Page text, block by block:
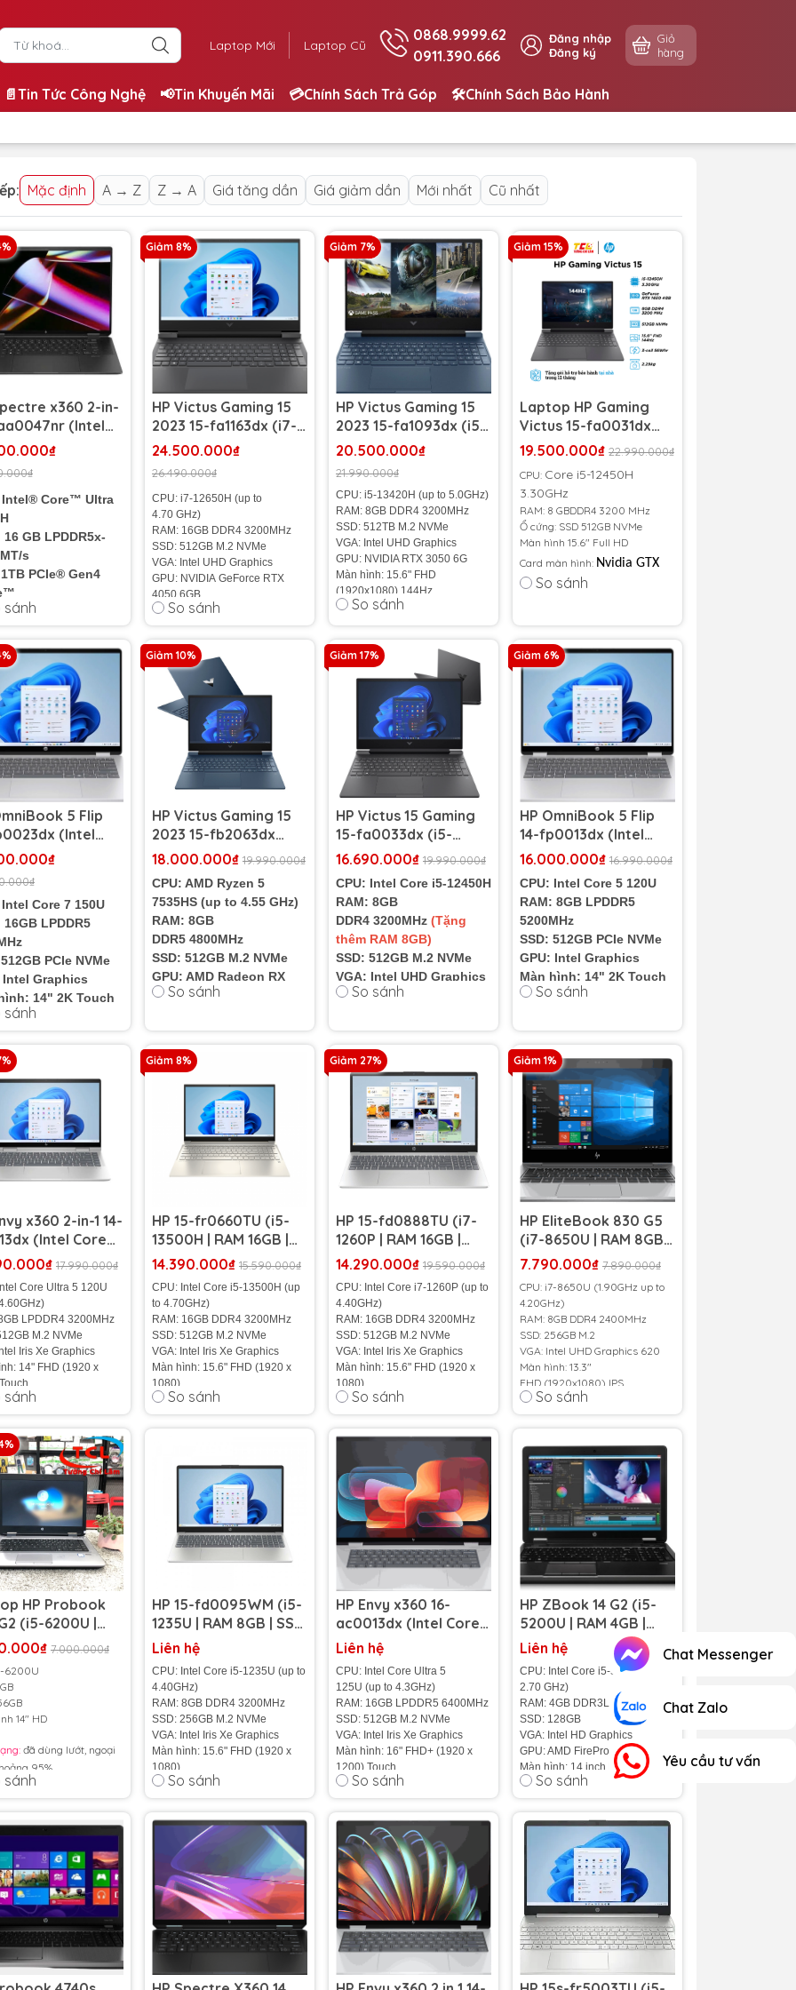
Laptop Mới Laptop Cũ
0868.9999.62
0911.390.666
Đăng nhập
Đăng ký
Giỏ
hàng
📄Tin Tức Công Nghệ 📢Tin Khuyến Mãi 💳Chính Sách Trả Góp 🛠️Chính Sách Bảo Hành
Mặc định A → Z Z → A Giá tăng dần Giá giảm dần Mới nhất Cũ nhất
x360 2-in-
(Intel
7 155H |
Graphics | 16
OLED Touch)
Intel® Core™ Ultra
16 GB LPDDR5x-
s
PCIe® Gen4
Arc
(onboard)
16" 2.8K OLED
~1.9Kg
sánh
Giảm 8%
HP Victus Gaming 15
2023 15-fa1163dx (i7-
12650H | RAM 16GB |
6GB | 15.6 inch FHD
144Hz)
24.500.000₫
26.490.000₫
CPU: i7-12650H (up to
4.70 GHz)
RAM: 16GB DDR4 3200MHz
SSD: 512GB M.2 NVMe
VGA: Intel UHD Graphics
GPU: NVIDIA GeForce RTX
4050 6GB
Màn hình: 15.6" FHD (1920 x
1080) 144Hz
Cân nặng: 2.29Kg
Pin: 6 cell - 86Wh
Tình trạng: Nhập Khẩu 100
So sánh
Giảm 7%
HP Victus Gaming 15
2023 15-fa1093dx (i5-
13420H | RAM 8GB |
6GB | 15.6 inch FHD IPS
144Hz)
20.500.000₫
21.990.000₫
CPU: i5-13420H (up to 5.0GHz)
RAM: 8GB DDR4 3200MHz
SSD: 512TB M.2 NVMe
VGA: Intel UHD Graphics
GPU: NVIDIA RTX 3050 6G
Màn hình: 15.6" FHD
(1920x1080) 144Hz
Cân nặng: 2.29Kg
Màu sắc: Xanh
Pin: 3-cell, 41Wh
Tình trạng : Nhập Khẩu 100%
So sánh
Giảm 15%
Laptop HP Gaming
Victus 15-fa0031dx
New 100% - FullBox -
19.500.000₫ 22.990.000₫
CPU: Core i5-12450H
3.30GHz
RAM: 8 GBDDR4 3200 MHz
Ổ cứng: SSD 512GB NVMe
Màn hình 15.6" Full HD
Card màn hình: Nvidia GTX
1650 4GB
các gamer thích trải nghiệm
game nặng cũng như đồ họa
một cách mượt mà
So sánh
5 Flip
(Intel
150U | RAM
Touch)
Core 7 150U
16GB LPDDR5
PCIe NVMe
Intel Graphics
14" 2K Touch
1.62 kg
sánh
Giảm 10%
HP Victus Gaming 15
2023 15-fb2063dx
(AMD Ryzen 5-7535HS
| Radeon RX 6550M
4GB | 15.6 inch FHD
144Hz)
18.000.000₫ 19.990.000₫
CPU: AMD Ryzen 5
7535HS (up to 4.55 GHz)
RAM: 8GB
DDR5 4800MHz
SSD: 512GB M.2 NVMe
GPU: AMD Radeon RX
6550M 4GB
(1920 x 1080) 144Hz
Cân nặng: 2.29Kg
So sánh
Giảm 17%
HP Victus 15 Gaming
15-fa0033dx (i5-
12450H | RAM 8GB |
4GB | 15.6 inch FHD
144Hz)
16.690.000₫ 19.990.000₫
CPU: Intel Core i5-12450H
RAM: 8GB
DDR4 3200MHz (Tặng
thêm RAM 8GB)
SSD: 512GB M.2 NVMe
VGA: Intel UHD Graphics
GPU: NVIDIA GeForce
Màn hình: 15.6" FHD
(1920 x 1080) 144Hz
Cân nặng: 2.29Kg
Pin: 3 cell - 52Wh
Tình trạng: Nhập
Khẩu 100%
So sánh
Giảm 6%
HP OmniBook 5 Flip
14-fp0013dx (Intel
Core 5 120U | RAM
inch 2K Touch)
16.000.000₫ 16.990.000₫
CPU: Intel Core 5 120U
RAM: 8GB LPDDR5
5200MHz
SSD: 512GB PCIe NVMe
GPU: Intel Graphics
Màn hình: 14" 2K Touch
Cân nặng: 1.62 kg
So sánh
x360 2-in-1 14-
(Intel Core
120U | RAM
Touch)
17.990.000₫
Core Ultra 5 120U
LPDDR4 3200MHz
M.2 NVMe
Iris Xe Graphics
14" FHD (1920 x
1.5 Kg
45 Wh
Nhập Khẩu 100%
sánh
Giảm 8%
HP 15-fr0660TU (i5-
13500H | RAM 16GB |
SSD 512GB | 15.6 inch
14.390.000₫ 15.590.000₫
CPU: Intel Core i5-13500H (up
to 4.70GHz)
RAM: 16GB DDR4 3200MHz
SSD: 512GB M.2 NVMe
VGA: Intel Iris Xe Graphics
Màn hình: 15.6" FHD (1920 x
1080)
Cân nặng: 1.65 Kg
Pin: 3-cell, 41 Wh
So sánh
Giảm 27%
HP 15-fd0888TU (i7-
1260P | RAM 16GB |
SSD 512GB | 15.6 inch
14.290.000₫ 19.590.000₫
CPU: Intel Core i7-1260P (up to
4.40GHz)
RAM: 16GB DDR4 3200MHz
SSD: 512GB M.2 NVMe
VGA: Intel Iris Xe Graphics
Màn hình: 15.6" FHD (1920 x
1080)
Cân nặng: 1.66 Kg
Pin: 3-cell, 41 Wh
So sánh
Giảm 1%
HP EliteBook 830 G5
(i7-8650U | RAM 8GB |
SSD 256GB | 13.3 inch
7.790.000₫ 7.890.000₫
CPU: i7-8650U (1.90GHz up to
4.20GHz)
RAM: 8GB DDR4 2400MHz
SSD: 256GB M.2
VGA: Intel UHD Graphics 620
Màn hình: 13.3"
FHD (1920x1080) IPS
Cân nặng: 1.33kg
Màu sắc: Bạc
Pin: 50Whr
Tình trạng:98% - New
Bảo Hành 12 tháng
Dùng thử Đổi trả trong 1 Tuần
So sánh
HP Probook
(i5-6200U |
| SSD 256GB
7.000.000₫
6200U
14" HD
đã dùng lướt, ngoại
95%
Máy nguyên zin chưa
càng, đảm bảo hiệu quả
như mới
1 năm- Bảo dưỡng
balo, chuột, pad
chống sốc
sánh
HP 15-fd0095WM (i5-
1235U | RAM 8GB | SSD
256GB | 15.6 inch FHD)
Liên hệ
CPU: Intel Core i5-1235U (up to
4.40GHz)
RAM: 8GB DDR4 3200MHz
SSD: 256GB M.2 NVMe
VGA: Intel Iris Xe Graphics
Màn hình: 15.6" FHD (1920 x
1080)
Cân nặng: 1.66 Kg
Pin: 3-cell, 41 Wh
Tình trạng:Nhập Khẩu 100
So sánh
HP Envy x360 16-
ac0013dx (Intel Core
Ultra 5 125U | RAM
16GB | SSD 512GB | 16
inch FHD+ Touch)
Liên hệ
CPU: Intel Core Ultra 5
125U (up to 4.3GHz)
RAM: 16GB LPDDR5 6400MHz
SSD: 512GB M.2 NVMe
VGA: Intel Iris Xe Graphics
Màn hình: 16" FHD+ (1920 x
1200) Touch
Cân nặng: 1.87Kg
Pin: 4-cell, 68 Wh
Tình trạng:Nhập Khẩu 100
So sánh
HP ZBook 14 G2 (i5-
5200U | RAM 4GB |
SSD 128GB | AMD
FirePro M4150 | 14 inch
HD)
Liên hệ
CPU: Intel Core i5-5200U (up to
2.70 GHz)
RAM: 4GB DDR3L
SSD: 128GB
VGA: Intel HD Graphics
GPU: AMD FirePro M4150
Màn hình: 14 inch HD+ (1600 x
900)
Cân nặng: 1.6kg
Pin: 6-cell
Tình trạng: 98%
So sánh
Chat Messenger
Chat Zalo
Yêu cầu tư vấn